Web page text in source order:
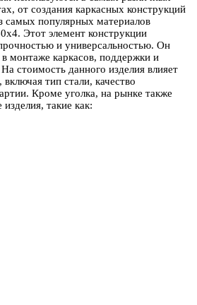
от создания каркасных конструкций
самых популярных материалов
Этот элемент конструкции
и универсальностью. Он
монтаже каркасов, поддержки и
стоимость данного изделия влияет
тип стали, качество
Кроме уголка, на рынке также
такие как: